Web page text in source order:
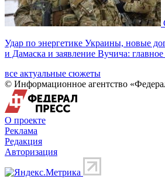
Удар по энергетике Украины, новые
и Дамаска и заявление Вучича: главное
все актуальные сюжеты
© Информационное агентство
О проекте
Реклама
Редакция
Авторизация